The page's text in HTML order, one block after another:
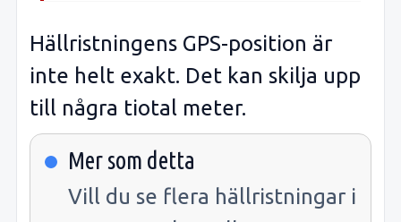
Hällristningens GPS-position är
inte helt exakt. Det kan skilja upp
till några tiotal meter.
Mer som detta
Vill du se flera hällristningar i